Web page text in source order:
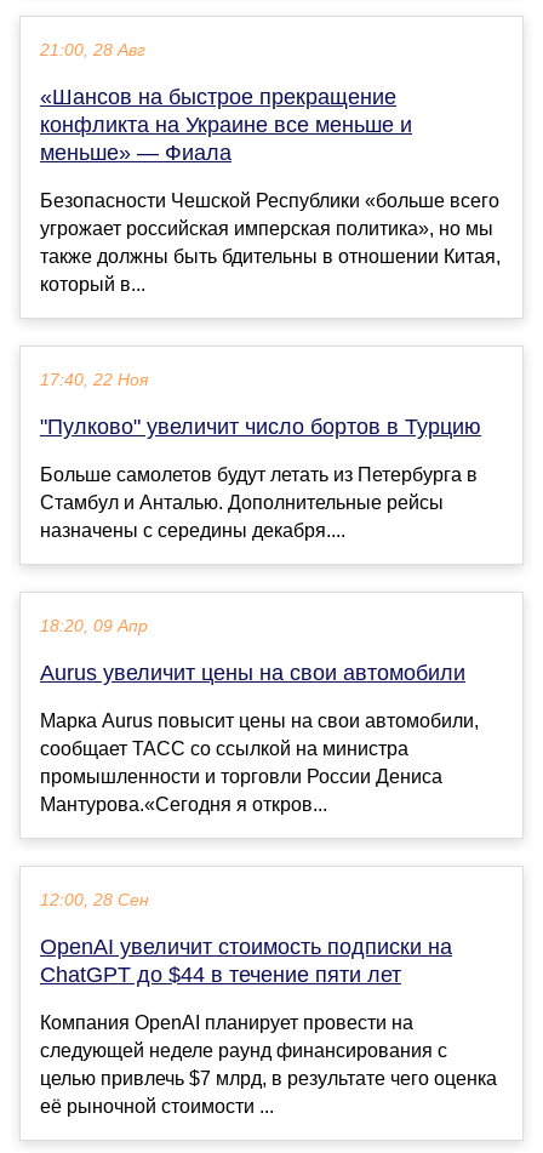
21:00, 28 Авг
«Шансов на быстрое прекращение
конфликта на Украине все меньше и
меньше» — Фиала
Безопасности Чешской Республики «больше всего
угрожает российская имперская политика», но мы
также должны быть бдительны в отношении Китая,
который в...
17:40, 22 Ноя
"Пулково" увеличит число бортов в Турцию
Больше самолетов будут летать из Петербурга в
Стамбул и Анталью. Дополнительные рейсы
назначены с середины декабря....
18:20, 09 Апр
Aurus увеличит цены на свои автомобили
Марка Aurus повысит цены на свои автомобили,
сообщает ТАСС со ссылкой на министра
промышленности и торговли России Дениса
Мантурова.«Сегодня я откров...
12:00, 28 Сен
OpenAI увеличит стоимость подписки на
ChatGPT до $44 в течение пяти лет
Компания OpenAI планирует провести на
следующей неделе раунд финансирования с
целью привлечь $7 млрд, в результате чего оценка
её рыночной стоимости ...